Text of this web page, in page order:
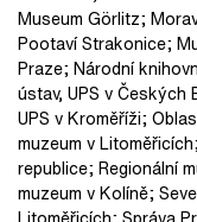
Museum Görlitz;
Pootaví Strakonice;
Praze; Národní
ústav, UPS v Českých
UPS v Kroměříži;
muzeum v
republice; Regionální
muzeum v Kolíně;